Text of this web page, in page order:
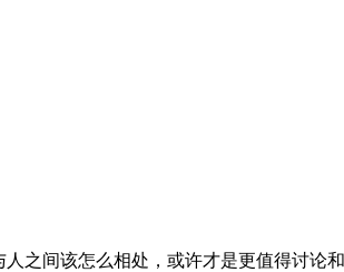
间该怎么相处，或许才是更值得讨论